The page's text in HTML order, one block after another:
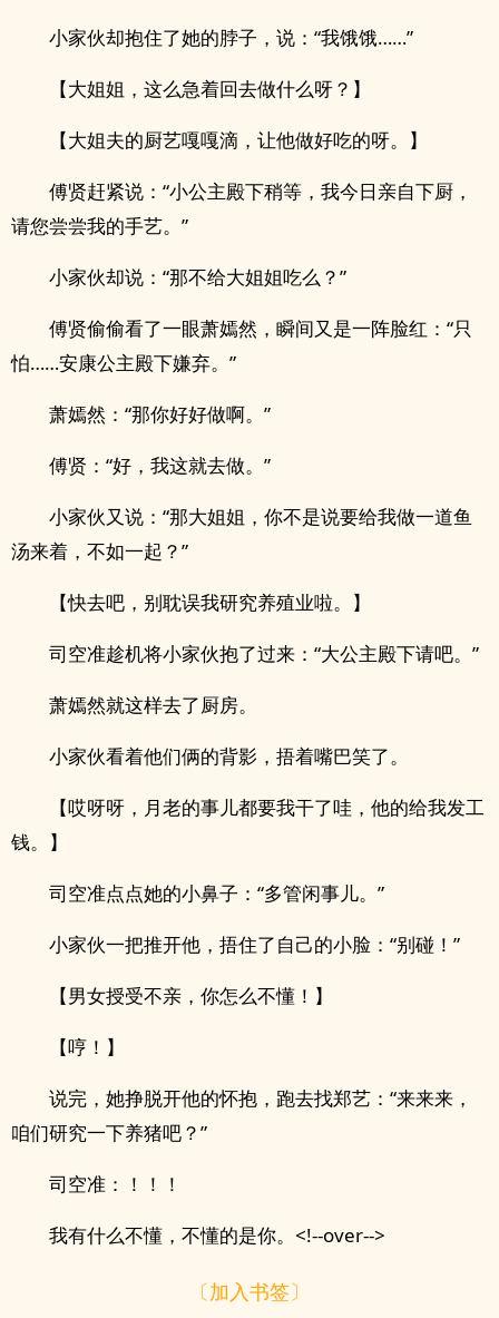
小家伙却抱住了她的脖子，说：“我饿饿……”
【大姐姐，这么急着回去做什么呀？】
【大姐夫的厨艺嘎嘎滴，让他做好吃的呀。】
傅贤赶紧说：“小公主殿下稍等，我今日亲自下厨，
请您尝尝我的手艺。”
小家伙却说：“那不给大姐姐吃么？”
傅贤偷偷看了一眼萧嫣然，瞬间又是一阵脸红：“只
怕……安康公主殿下嫌弃。”
萧嫣然：“那你好好做啊。”
傅贤：“好，我这就去做。”
小家伙又说：“那大姐姐，你不是说要给我做一道鱼
汤来着，不如一起？”
【快去吧，别耽误我研究养殖业啦。】
司空准趁机将小家伙抱了过来：“大公主殿下请吧。”
萧嫣然就这样去了厨房。
小家伙看着他们俩的背影，捂着嘴巴笑了。
【哎呀呀，月老的事儿都要我干了哇，他的给我发工
钱。】
司空准点点她的小鼻子：“多管闲事儿。”
小家伙一把推开他，捂住了自己的小脸：“别碰！”
【男女授受不亲，你怎么不懂！】
【哼！】
说完，她挣脱开他的怀抱，跑去找郑艺：“来来来，
咱们研究一下养猪吧？”
司空准：！！！
我有什么不懂，不懂的是你。<!--over-->
〔加入书签〕